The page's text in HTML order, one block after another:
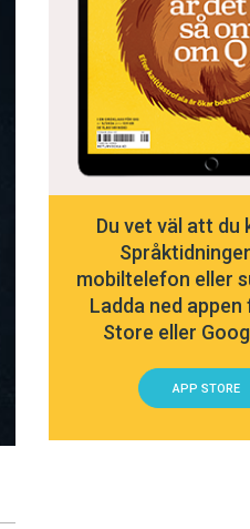
Du vet väl att du
mobiltelefon eller
Ladda ned appen
Store eller
APP STORE